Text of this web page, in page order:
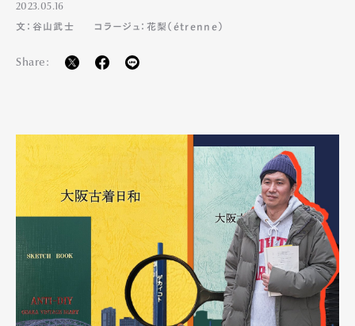
2023.05.16
文：谷山武士
コラージュ：花梨（étrenne）
Share: